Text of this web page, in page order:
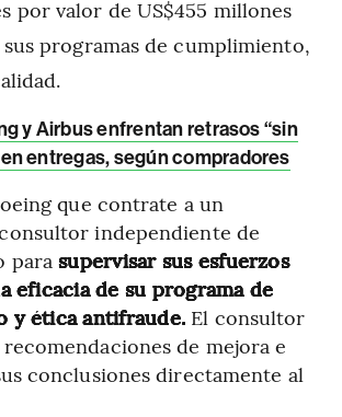
por valor de US$455 millones
programas de cumplimiento,
y Airbus enfrentan retrasos “sin
entregas, según compradores
que contrate a un
independiente de
parasupervisar sus esfuerzos
eficacia de su programa de
y ética antifraude. El consultor
de mejora e
conclusiones directamente al